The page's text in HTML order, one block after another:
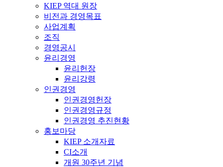
KIEP 역대 원장
비전과 경영목표
사업계획
조직
경영공시
윤리경영
윤리헌장
윤리강령
인권경영
인권경영헌장
인권경영규정
인권경영 추진현황
홍보마당
KIEP 소개자료
CI소개
개원 30주년 기념